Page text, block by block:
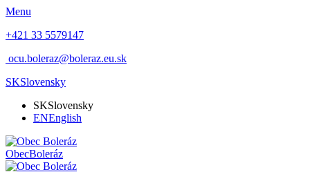
Menu
+421 33 5579147
ocu.boleraz@boleraz.eu.sk
SKSlovensky
SKSlovensky
ENEnglish
ObecBoleráz